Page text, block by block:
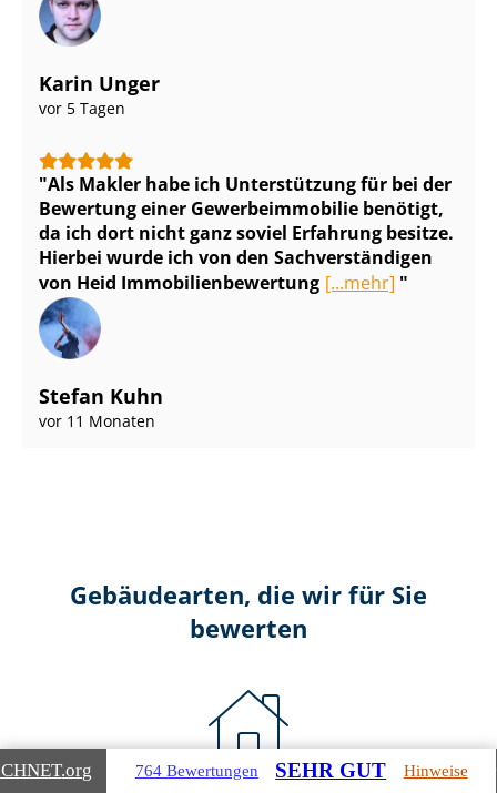
Karin Unger
vor 5 Tagen
Als Makler habe ich Unterstützung für bei der
Bewertung einer Ge­wer­be­im­mo­bi­lie benötigt,
da ich dort nicht ganz soviel Erfahrung besitze.
Hierbei wurde ich von den Sach­ver­stän­di­gen
von Heid Im­mo­bi­li­en­be­wer­tung [...mehr]
Stefan Kuhn
vor 11 Monaten
Gebäudearten, die wir für Sie
bewerten
.org 764 Bewertungen SEHR GUT Hinweise